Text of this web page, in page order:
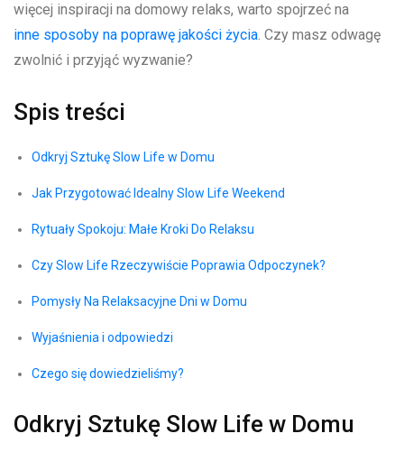
więcej inspiracji na domowy relaks, warto spojrzeć na
inne sposoby na poprawę⁤ jakości życia. Czy masz odwagę
zwolnić i przyjąć wyzwanie?
Spis treści
Odkryj Sztukę Slow Life w ⁣Domu
Jak Przygotować Idealny Slow Life Weekend
Rytuały Spokoju:⁤ Małe Kroki Do ⁣Relaksu
Czy Slow Life Rzeczywiście Poprawia⁣ Odpoczynek?
Pomysły Na Relaksacyjne Dni w Domu
Wyjaśnienia i odpowiedzi
Czego się dowiedzieliśmy?
Odkryj Sztukę Slow Life w Domu